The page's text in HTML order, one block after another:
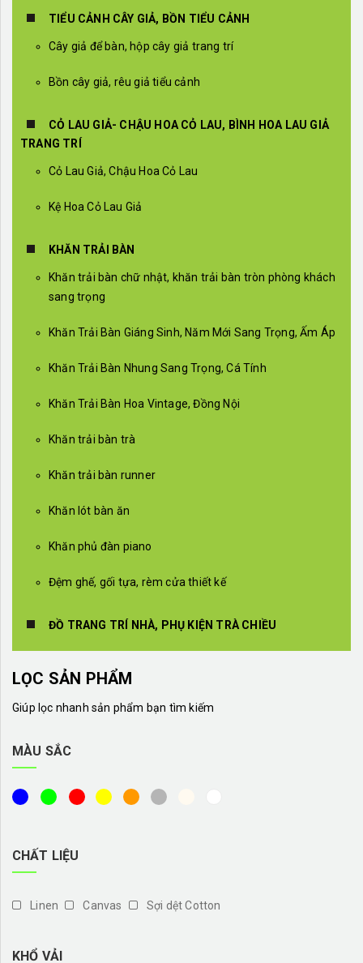
TIỂU CẢNH CÂY GIẢ, BỒN TIỂU CẢNH
Cây giả để bàn, hộp cây giả trang trí
Bồn cây giả, rêu giả tiểu cảnh
CỎ LAU GIẢ- CHẬU HOA CỎ LAU, BÌNH HOA LAU GIẢ
TRANG TRÍ
Cỏ Lau Giả, Chậu Hoa Cỏ Lau
Kệ Hoa Cỏ Lau Giả
KHĂN TRẢI BÀN
Khăn trải bàn chữ nhật, khăn trải bàn tròn phòng khách
sang trọng
Khăn Trải Bàn Giáng Sinh, Năm Mới Sang Trọng, Ấm Áp
Khăn Trải Bàn Nhung Sang Trọng, Cá Tính
Khăn Trải Bàn Hoa Vintage, Đồng Nội
Khăn trải bàn trà
Khăn trải bàn runner
Khăn lót bàn ăn
Khăn phủ đàn piano
Đệm ghế, gối tựa, rèm cửa thiết kế
ĐỒ TRANG TRÍ NHÀ, PHỤ KIỆN TRÀ CHIỀU
LỌC SẢN PHẨM
Giúp lọc nhanh sản phẩm bạn tìm kiếm
MÀU SẮC
CHẤT LIỆU
Linen Canvas Sợi dệt Cotton
KHỔ VẢI